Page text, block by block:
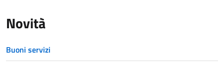
Novità
Buoni servizi